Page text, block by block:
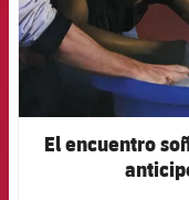
El encuentro